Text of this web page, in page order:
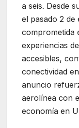
a seis. Desde
el pasado 2 de
comprometida
experiencias
accesibles,
conectividad
anuncio
aerolínea con
economía en